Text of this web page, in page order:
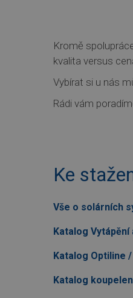
Kromě
kvalita versus
Vybírat si u nás
Rádi vám
Ke
Vše o solárních
Katalog Vytápění
Katalog Optiline /
Katalog koupelen